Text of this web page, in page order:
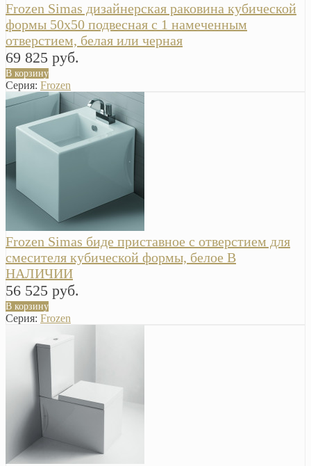
Frozen Simas дизайнерская раковина кубической
формы 50x50 подвесная с 1 намеченным
отверстием, белая или черная
69 825 руб.
В корзину
Серия: Frozen
Frozen Simas биде приставное с отверстием для
смесителя кубической формы, белое В
НАЛИЧИИ
56 525 руб.
В корзину
Серия: Frozen